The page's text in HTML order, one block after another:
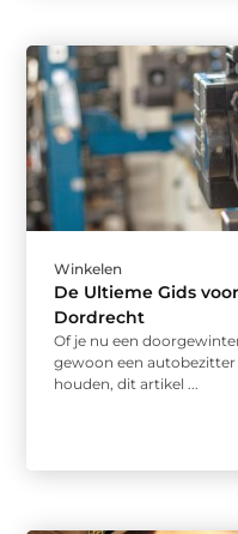
Winkelen
De Ultieme Gids
Dordrecht
Of je nu een
gewoon een
houden, dit artikel ...